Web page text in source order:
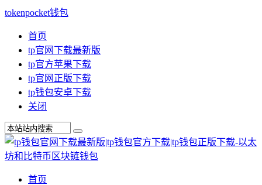
tokenpocket钱包
首页
tp官网下载最新版
tp官方苹果下载
tp官网正版下载
tp钱包安卓下载
关闭
首页